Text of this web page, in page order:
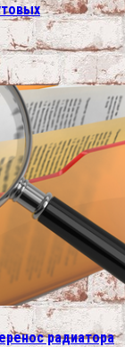
радиатора